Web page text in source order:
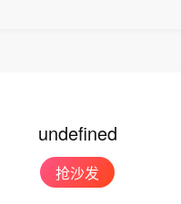
深度融合，推动安全、
智能技术及装备在民爆
行业人工智能应用服务商
用智能化产品和解决方案。
undefined
抢沙发